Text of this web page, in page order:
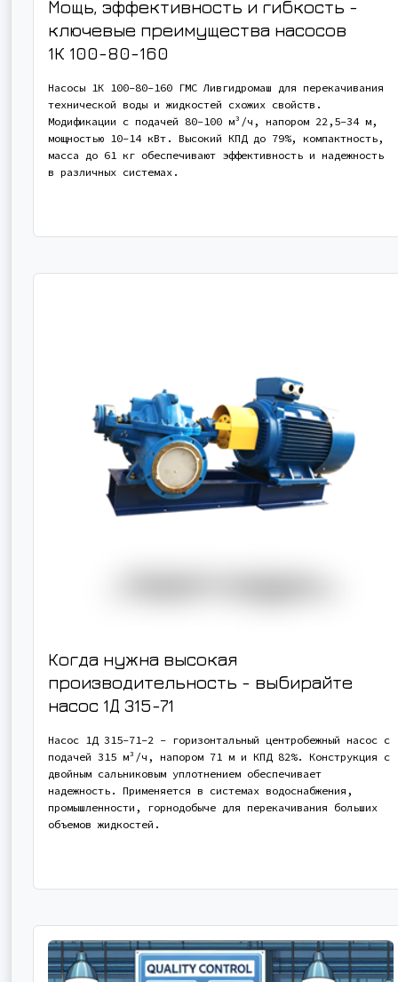
Мощь, эффективность и гибкость -
ключевые преимущества насосов
1К 100-80-160
Насосы 1К 100-80-160 ГМС Ливгидромаш для перекачивания
технической воды и жидкостей схожих свойств.
Модификации с подачей 80-100 м³/ч, напором 22,5-34 м,
мощностью 10-14 кВт. Высокий КПД до 79%, компактность,
масса до 61 кг обеспечивают эффективность и надежность
в различных системах.
Когда нужна высокая
производительность - выбирайте
насос 1Д 315-71
Насос 1Д 315-71-2 - горизонтальный центробежный насос с
подачей 315 м³/ч, напором 71 м и КПД 82%. Конструкция с
двойным сальниковым уплотнением обеспечивает
надежность. Применяется в системах водоснабжения,
промышленности, горнодобыче для перекачивания больших
объемов жидкостей.